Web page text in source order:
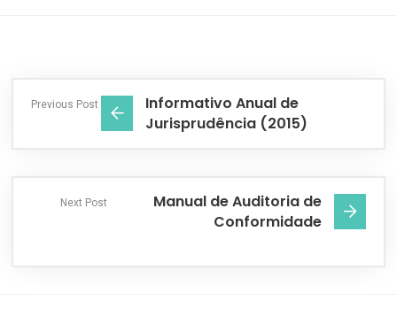
Previous Post
Informativo Anual de
Jurisprudência (2015)
Next Post
Manual de Auditoria de
Conformidade